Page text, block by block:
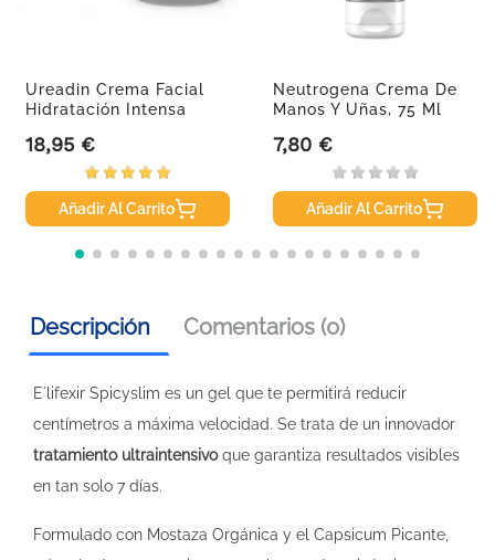
Ureadin Crema Facial
Hidratación Intensa
Precio
18,95 €
Añadir Al Carrito
Neutrogena Crema De
Manos Y Uñas, 75 Ml
Precio
7,80 €
Añadir Al Carrito
Descripción Comentarios (0)
E´lifexir Spicyslim es un gel que te permitirá reducir
centímetros a máxima velocidad. Se trata de un innovador
tratamiento ultraintensivoque garantiza resultados visibles
en tan solo 7 días.
Formulado con Mostaza Orgánica y el Capsicum Picante,